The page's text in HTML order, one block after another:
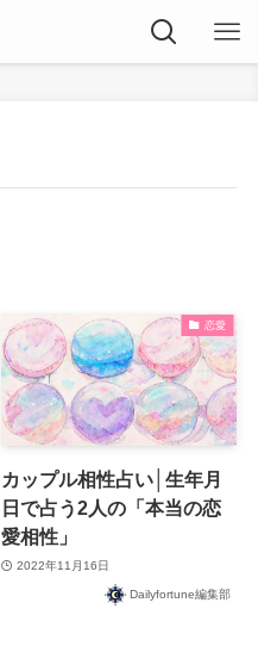
恋愛
カップル相性占い│生年月
日で占う2人の「本当の恋
愛相性」
2022年11月16日
Dailyfortune編集部